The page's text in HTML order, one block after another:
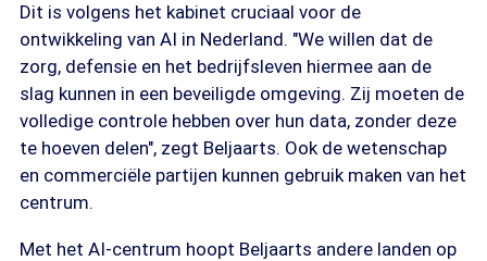
Dit is volgens het kabinet cruciaal voor de
ontwikkeling van AI in Nederland. "We willen dat de
zorg, defensie en het bedrijfsleven hiermee aan de
slag kunnen in een beveiligde omgeving. Zij moeten de
volledige controle hebben over hun data, zonder deze
te hoeven delen", zegt Beljaarts. Ook de wetenschap
en commerciële partijen kunnen gebruik maken van het
centrum.
Met het AI-centrum hoopt Beljaarts andere landen op